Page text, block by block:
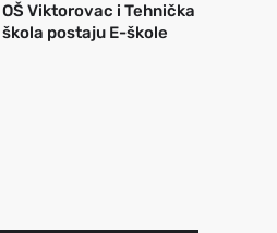
OŠ Viktorovac i Tehnička
škola postaju E-škole